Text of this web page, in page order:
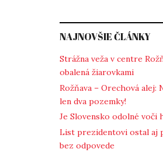
NAJNOVŠIE ČLÁNKY
Strážna veža v centre
obalená žiarovkami
Rožňava – Orechová alej:
len dva pozemky!
Je Slovensko odolné voči
List prezidentovi ostal aj
bez odpovede